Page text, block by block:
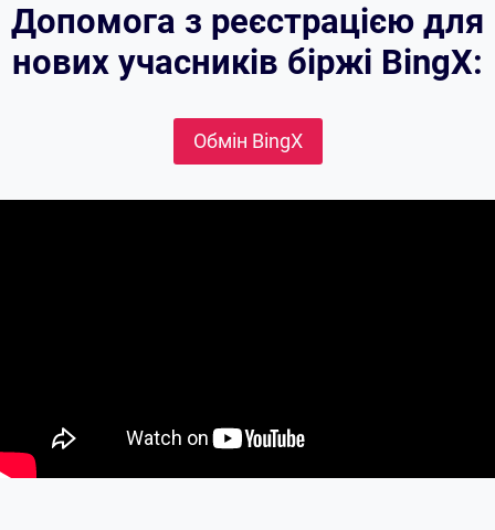
Допомога з реєстрацією для
нових учасників біржі BingX:
Обмін BingX